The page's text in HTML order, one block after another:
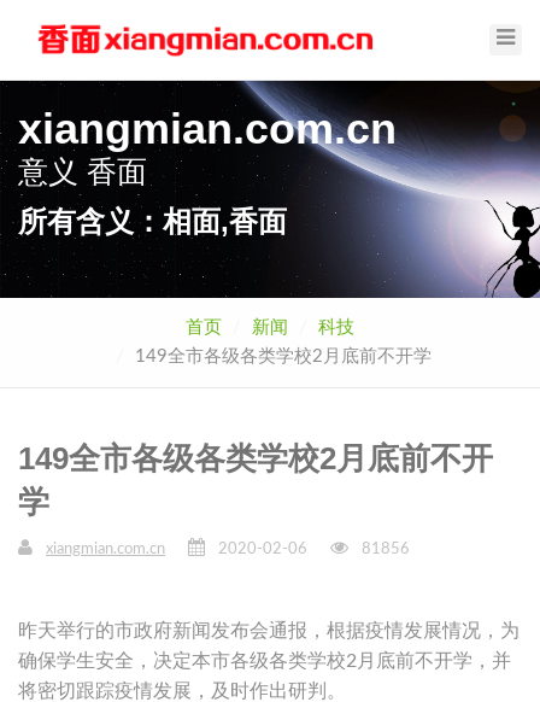
xiangmian.com.cn
意义香面
所有含义：相面,香面
首页 新闻
科技
149全市各级各类学校2月底前不开学
149全市各级各类学校2月底前不开
学
xiangmian.com.cn 2020-02-06 81856
昨天举行的市政府新闻发布会通报，根据疫情发展情况，为
确保学生安全，决定本市各级各类学校2月底前不开学，并
将密切跟踪疫情发展，及时作出研判。